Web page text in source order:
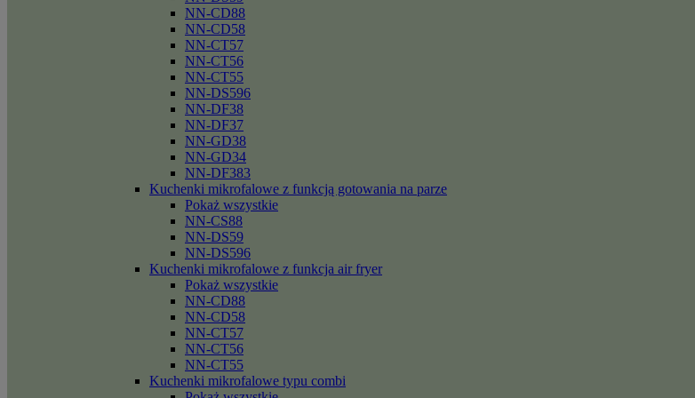
NN-CD88
NN-CD58
NN-CT57
NN-CT56
NN-CT55
NN-DS596
NN-DF38
NN-DF37
NN-GD38
NN-GD34
NN-DF383
Kuchenki mikrofalowe z funkcją gotowania na parze
Pokaż wszystkie
NN-CS88
NN-DS59
NN-DS596
Kuchenki mikrofalowe z funkcja air fryer
Pokaż wszystkie
NN-CD88
NN-CD58
NN-CT57
NN-CT56
NN-CT55
Kuchenki mikrofalowe typu combi